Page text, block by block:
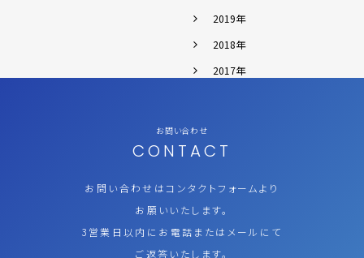
2019年
2018年
2017年
お問い合わせ
CONTACT
お問い合わせはコンタクトフォームより
お願いいたします。
3営業日以内にお電話またはメールにて
ご返答いたします。